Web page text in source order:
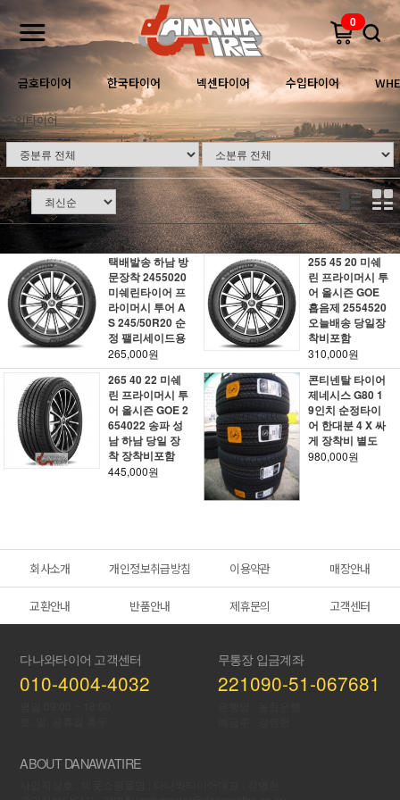
0
금호타이어 한국타이어 넥센타이어 수입타이어
수입타이어
정렬
택배발송 하남 방
문장착 2455020
미쉐린타이어 프
라이머시 투어 A
S 245/50R20 순
정 팰리세이드용
265,000원
255 45 20 미쉐
린 프라이머시 투
어 올시즌 GOE
흡음제 2554520
오늘배송 당일장
착비포함
310,000원
265 40 22 미쉐
린 프라이머시 투
어 올시즌 GOE 2
654022 송파 성
남 하남 당일 장
착 장착비포함
445,000원
콘티넨탈 타이어
제네시스 G80 1
9인치 순정타이
어 한대분 4 X 싸
게 장착비 별도
980,000원
회사소개 개인정보취급방침 이용약관 매장안내
교환안내 반품안내 제휴문의 고객센터
다나와타이어 고객센터
010-4004-4032
무통장 입금계좌
221090-51-067681
ABOUT DANAWATIRE